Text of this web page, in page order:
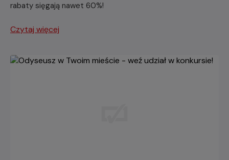
rabaty sięgają nawet 60%!
Czytaj więcej